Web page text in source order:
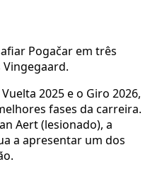
Pogačar em três
Vingegaard.
2025 e o Giro 2026,
fases da carreira.
Aert (lesionado), a
a apresentar um dos